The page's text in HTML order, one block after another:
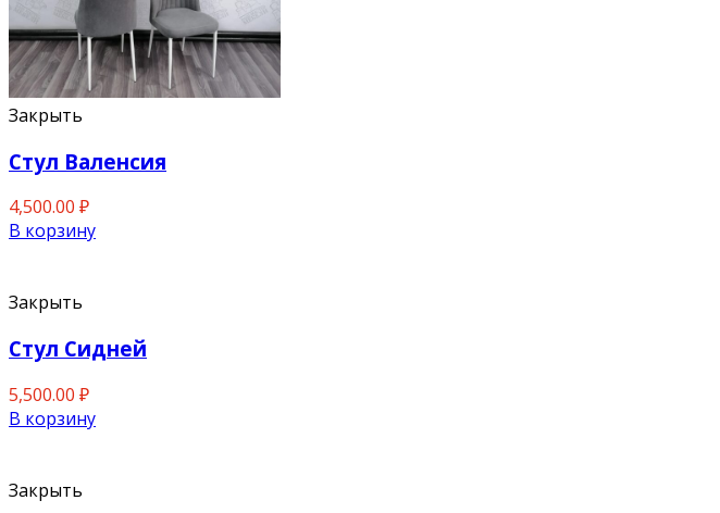
Закрыть
Стул Валенсия
4,500.00 ₽
В корзину
Закрыть
Стул Сидней
5,500.00 ₽
В корзину
Закрыть